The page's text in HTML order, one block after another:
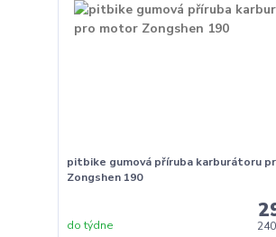
pitbike gumová příruba karburátoru
Zongshen 190
do týdne